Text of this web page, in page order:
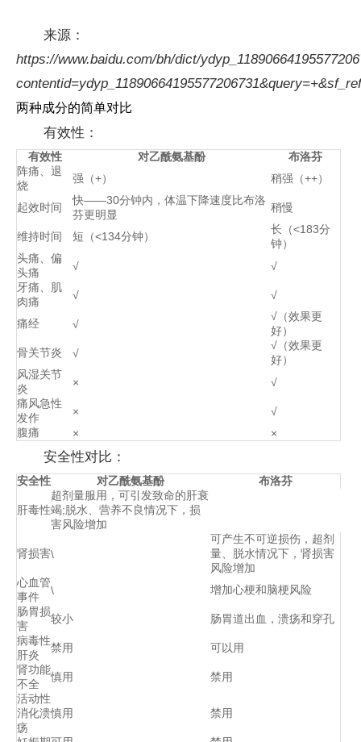
来源：
https://www.baidu.com/bh/dict/
两种成分的简单对比
有效性：
有效性 对乙酰氨基酚
布洛芬
阵痛、退
烧
强（+） 稍强（++）
起效时间
快——30分钟内，体温下降速度比布洛
芬更明显
稍慢
维持时间 短（<134分钟）
长（<183分
钟）
头痛、偏
头痛
√
√
牙痛、肌
肉痛
√ √
痛经 √
√（效果更
好）
骨关节炎
√
√（效果更
好）
风湿关节
炎
×
√
痛风急性
发作
×
√
腹痛
× ×
安全性对比：
安全性 对乙酰氨基酚 布洛芬
肝毒性
超剂量服用，可引发致命的肝衰
竭;脱水、营养不良情况下，损
害风险增加
肾损害\
可产生不可逆损伤，超剂
量、脱水情况下，肾损害
风险增加
心血管
事件
\
增加心梗和脑梗风险
肠胃损
害
较小
肠胃道出血，溃疡和穿孔
病毒性
肝炎
禁用
可以用
肾功能
不全
慎用
禁用
活动性
消化溃
疡
慎用 禁用